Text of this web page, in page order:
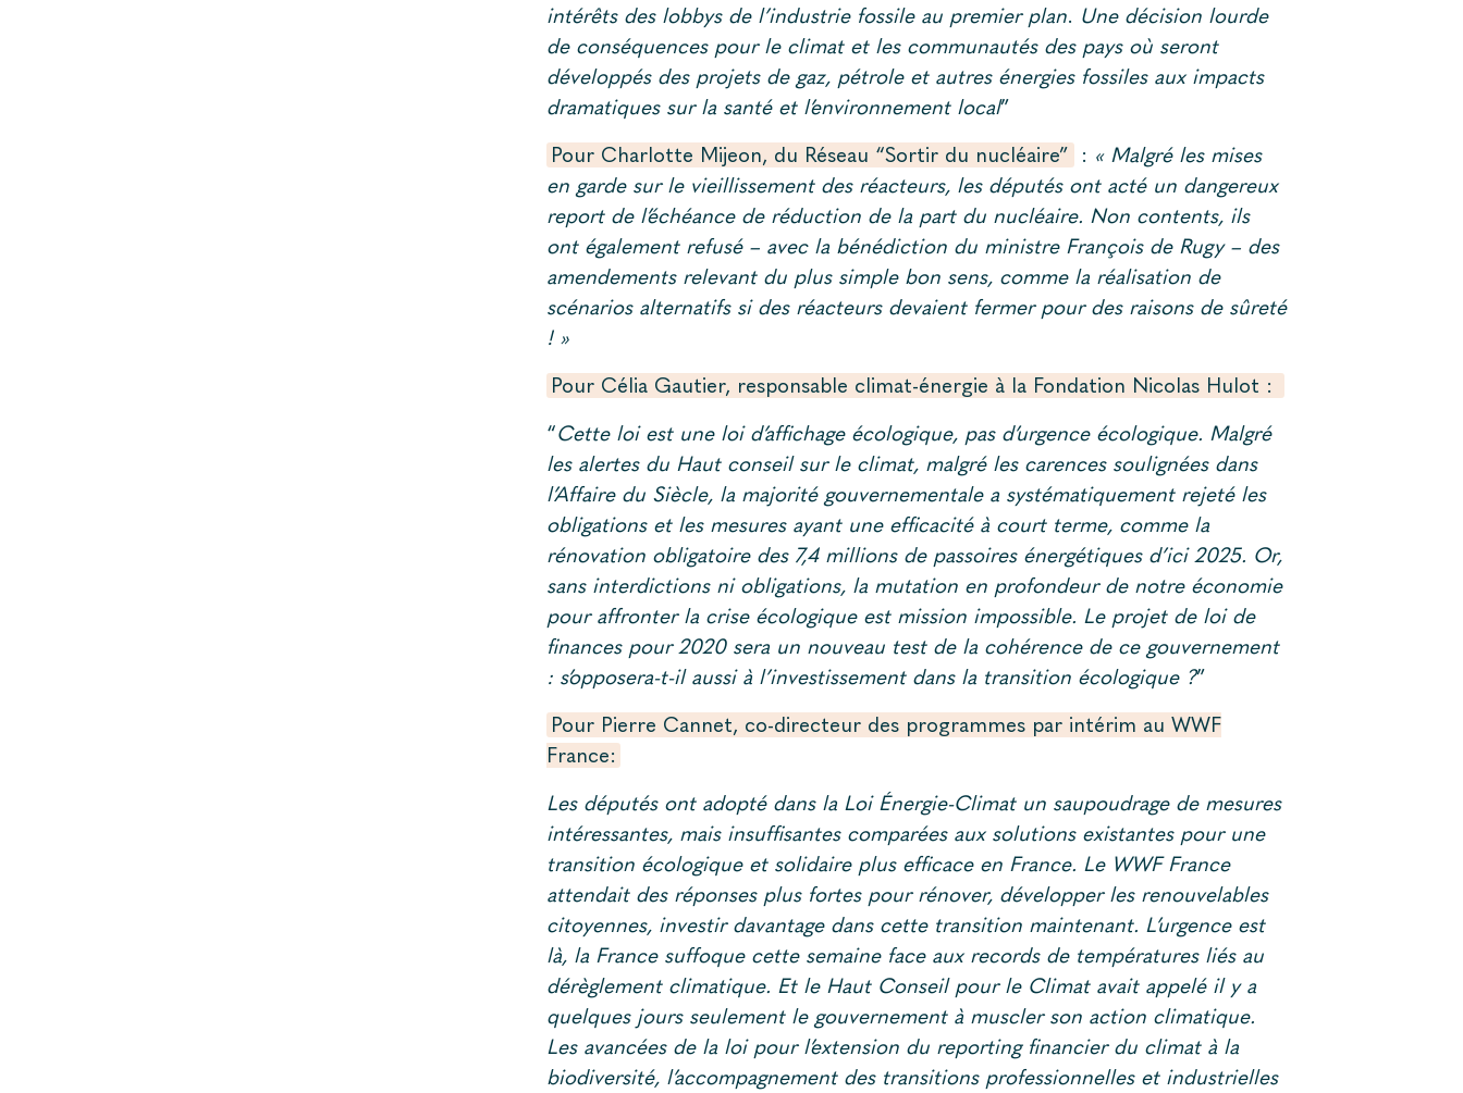
intérêts des lobbys de l’industrie fossile au premier plan. Une décision lourde
de conséquences pour le climat et les communautés des pays où seront
développés des projets de gaz, pétrole et autres énergies fossiles aux impacts
dramatiques sur la santé et l’environnement local”
Pour Charlotte Mijeon, du Réseau “Sortir du nucléaire”
: « Malgré les mises
en garde sur le vieillissement des réacteurs, les députés ont acté un dangereux
report de l’échéance de réduction de la part du nucléaire. Non contents, ils
ont également refusé – avec la bénédiction du ministre François de Rugy – des
amendements relevant du plus simple bon sens, comme la réalisation de
scénarios alternatifs si des réacteurs devaient fermer pour des raisons de sûreté
! »
Pour Célia Gautier, responsable climat-énergie à la Fondation Nicolas Hulot :
“Cette loi est une loi d’affichage écologique, pas d’urgence écologique. Malgré
les alertes du Haut conseil sur le climat, malgré les carences soulignées dans
l’Affaire du Siècle, la majorité gouvernementale a systématiquement rejeté les
obligations et les mesures ayant une efficacité à court terme, comme la
rénovation obligatoire des 7,4 millions de passoires énergétiques d’ici 2025. Or,
sans interdictions ni obligations, la mutation en profondeur de notre économie
pour affronter la crise écologique est mission impossible. Le projet de loi de
finances pour 2020 sera un nouveau test de la cohérence de ce gouvernement
: s’opposera-t-il aussi à l’investissement dans la transition écologique ?”
Pour Pierre Cannet, co-directeur des programmes par intérim au WWF
France:
Les députés ont adopté dans la Loi Énergie-Climat un saupoudrage de mesures
intéressantes, mais insuffisantes comparées aux solutions existantes pour une
transition écologique et solidaire plus efficace en France. Le WWF France
attendait des réponses plus fortes pour rénover, développer les renouvelables
citoyennes, investir davantage dans cette transition maintenant. L’urgence est
là, la France suffoque cette semaine face aux records de températures liés au
dérèglement climatique. Et le Haut Conseil pour le Climat avait appelé il y a
quelques jours seulement le gouvernement à muscler son action climatique.
Les avancées de la loi pour l’extension du reporting financier du climat à la
biodiversité, l’accompagnement des transitions professionnelles et industrielles